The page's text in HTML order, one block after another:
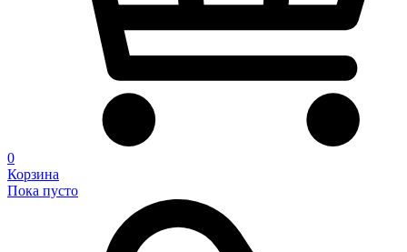
0
Корзина
Пока пусто